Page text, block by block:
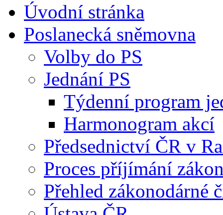
Úvodní stránka
Poslanecká sněmovna
Volby do PS
Jednání PS
Týdenní program
Harmonogram akcí
Předsednictví ČR v
Proces příjímání
Přehled zákonodárné